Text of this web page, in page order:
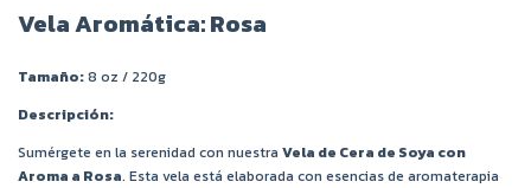
Vela Aromática: Rosa
Tamaño:8 oz / 220g
Descripción:
Sumérgete en la serenidad con nuestra Vela de Cera de Soya con
Aroma a Rosa. Esta vela está elaborada con esencias de aromaterapia